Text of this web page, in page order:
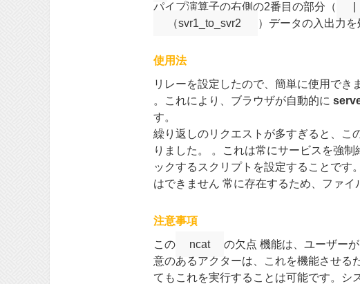
パイプ演算子の右側の2番目の部分（
（svr1_to_svr2
）データの入出力を
使用法
リレーを設定したので、簡単に使用でき
。これにより、ブラウザが自動的に
す。
繰り返しのリクエストが多すぎると、こ
りました。 。これは常にサービスを強
ックするスクリプトを設定することです
はできません 常に存在するため、ファイ
注意事項
この
ncat
の欠点 機能は、ユーザー
意のあるアクターは、これを機能させる
てもこれを実行することは可能です。シ